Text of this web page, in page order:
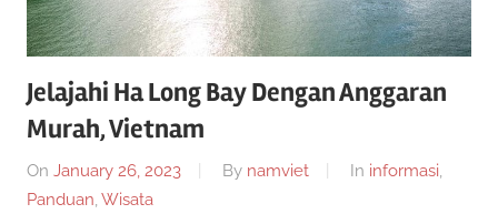
Jelajahi Ha Long Bay Dengan Anggaran
Murah, Vietnam
On January 26, 2023 By namviet In informasi
Panduan Wisata